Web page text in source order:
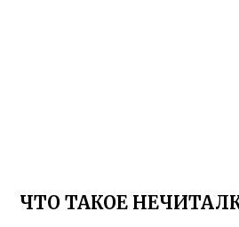
ЧТО ТАКОЕ